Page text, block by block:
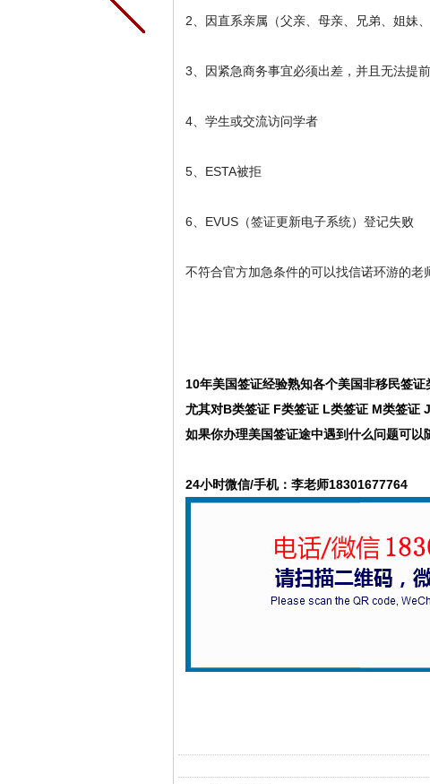
2、因直系亲属（父亲、母亲、兄弟、姐妹
3、因紧急商务事宜必须出差，并且无法提前
4、学生或交流访问学者
5、ESTA被拒
6、EVUS（签证更新电子系统）登记失败
不符合官方加急条件的可以找信诺环游的老
10年美国签证经验熟知各个美国非移民签证
尤其对B类签证 F类签证 L类签证 M类签证
如果你办理美国签证途中遇到什么问题可以
24小时微信/手机：李老师18301677764